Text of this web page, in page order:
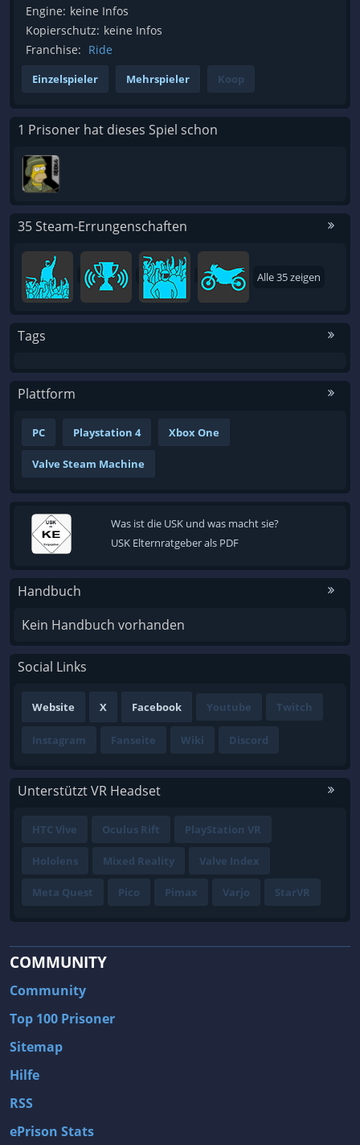
Engine: keine Infos
Kopierschutz: keine Infos
Franchise: Ride
Einzelspieler Mehrspieler Koop
1 Prisoner hat dieses Spiel schon
35 Steam-Errungenschaften
Alle 35 zeigen
Tags
Plattform
PC Playstation 4 Xbox One
Valve Steam Machine
Was ist die USK und was macht sie?
USK Elternratgeber als PDF
Handbuch
Kein Handbuch vorhanden
Social Links
Website X Facebook Youtube Twitch
Instagram Fanseite Wiki Discord
Unterstützt VR Headset
HTC Vive Oculus Rift PlayStation VR
Hololens Mixed Reality Valve Index
Meta Quest Pico Pimax Varjo StarVR
COMMUNITY
Community
Top 100 Prisoner
Sitemap
Hilfe
RSS
ePrison Stats